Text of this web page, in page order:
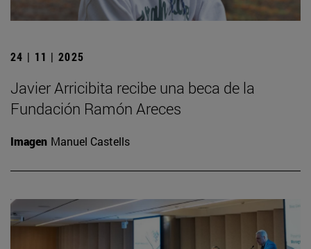
24 | 11 | 2025
Javier Arricibita recibe una beca de la
Fundación Ramón Areces
Imagen Manuel Castells